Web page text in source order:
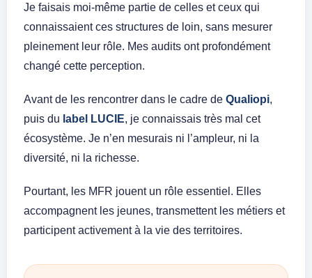
Je faisais moi-même partie de celles et ceux qui
connaissaient ces structures de loin, sans mesurer
pleinement leur rôle. Mes audits ont profondément
changé cette perception.
Avant de les rencontrer dans le cadre de Qualiopi,
puis du label LUCIE, je connaissais très mal cet
écosystème. Je n’en mesurais ni l’ampleur, ni la
diversité, ni la richesse.
Pourtant, les MFR jouent un rôle essentiel. Elles
accompagnent les jeunes, transmettent les métiers et
participent activement à la vie des territoires.